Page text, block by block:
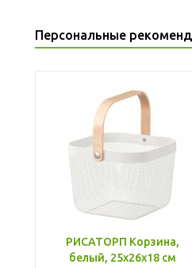
Персональные
РИСАТОРП Корзина,
белый, 25x26x18 см